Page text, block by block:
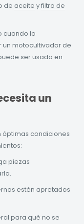
de aceite yfiltro de
cuando lo
motocultivador de
ser usada en
un
óptimas condiciones
piezas
estén apretados
para qué no se